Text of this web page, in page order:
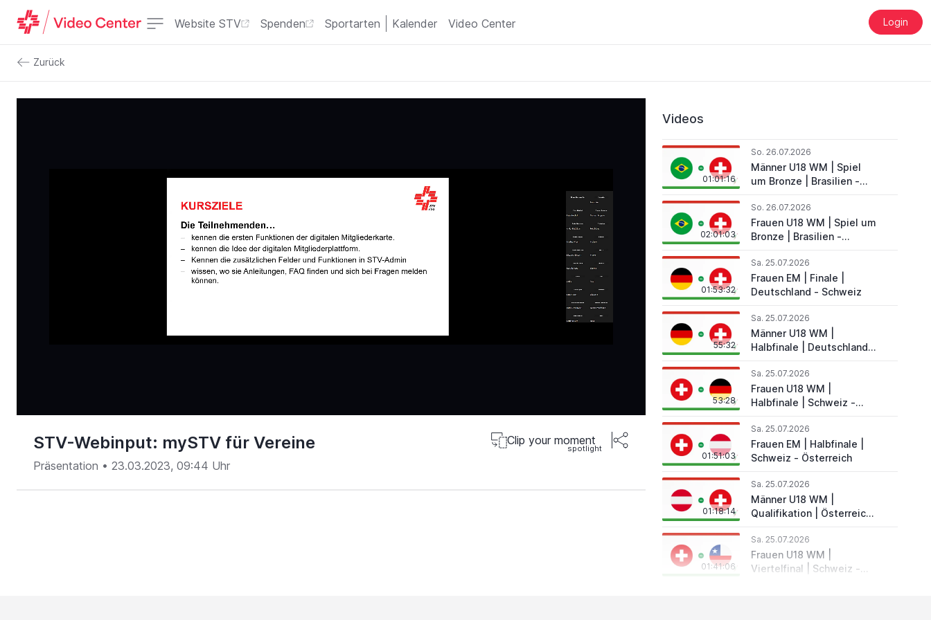
Website STV Spenden Sportarten Kalender Video Center Login
Zurück
STV-Webinput: mySTV für Vereine
Präsentation • 23.03.2023, 09:44 Uhr
Clip your moment
Videos
01:01:16
So. 26.07.2026
Männer U18 WM | Spiel
um Bronze | Brasilien -
02:01:03
So. 26.07.2026
Frauen U18 WM | Spiel um
Bronze | Brasilien -
01:53:32
Sa. 25.07.2026
Frauen EM | Finale |
Deutschland - Schweiz
55:32
Sa. 25.07.2026
Männer U18 WM |
Halbfinale | Deutschland -
53:28
Sa. 25.07.2026
Frauen U18 WM |
Halbfinale | Schweiz -
01:51:03
Sa. 25.07.2026
Frauen EM | Halbfinale |
Schweiz - Österreich
01:18:14
Sa. 25.07.2026
Männer U18 WM |
Qualifikation | Österreich
01:41:06
Sa. 25.07.2026
Frauen U18 WM |
Viertelfinal | Schweiz -